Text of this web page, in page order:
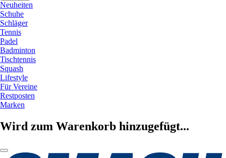
Neuheiten
Schuhe
Schläger
Tennis
Padel
Badminton
Tischtennis
Squash
Lifestyle
Für Vereine
Restposten
Marken
Wird zum Warenkorb hinzugefügt...